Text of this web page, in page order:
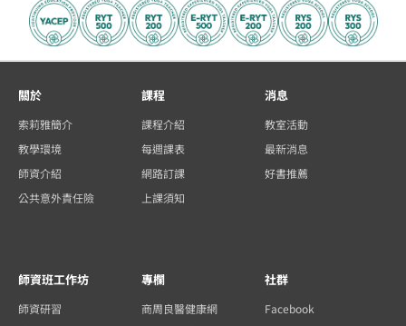
關於
索莉雅簡介
教學環境
師資介紹
公共意外責任險
課程
課程介紹
每週課表
網路訂課
上課須知
消息
教室活動
最新消息
好書推薦
師資班工作坊
師資研習
專欄
商周良醫健康網
社群
Facebook